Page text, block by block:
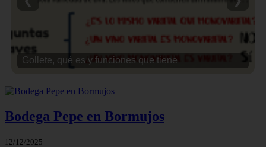
Gollete, qué es y funciones que tiene
Bodega Pepe en Bormujos
12/12/2025